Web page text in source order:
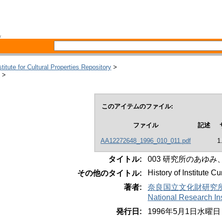
for Cultural Properties Repository >
>
このアイテムのファイル:
ファイル 記述
AA12272648_1996_010_011.pdf
タイトル:
003 研究所のあゆみ
その他のタイトル:
History of Institute
著者:
奈良国立文化財研究
National Research
発行日:
1996年5月1日水曜日